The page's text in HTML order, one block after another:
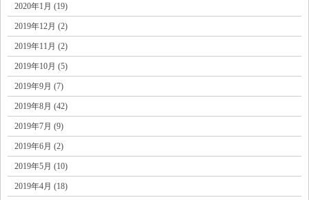
2020年1月 (19)
2019年12月 (2)
2019年11月 (2)
2019年10月 (5)
2019年9月 (7)
2019年8月 (42)
2019年7月 (9)
2019年6月 (2)
2019年5月 (10)
2019年4月 (18)